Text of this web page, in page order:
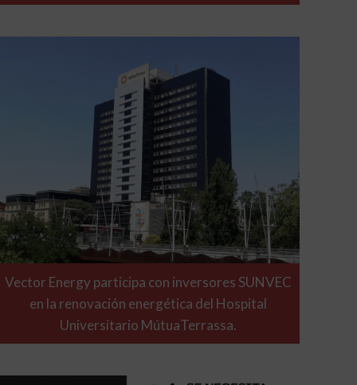
Vector Energy participa con inversores SUNVEC
en la renovación energética del Hospital
Universitario MútuaTerrassa.